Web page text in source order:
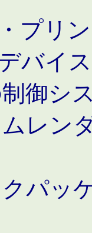
プリ
バイ
御シ
レン
パッ